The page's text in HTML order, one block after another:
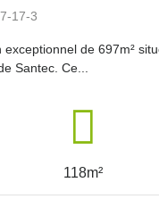
17-3
exceptionnel de 697m²
Santec. Ce...
118m²